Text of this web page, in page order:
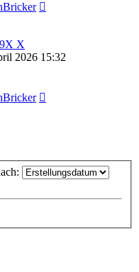
X
2026 15:32